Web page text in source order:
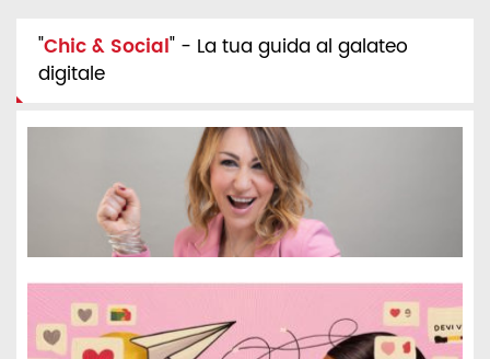
"Chic & Social" - La tua guida al galateo
digitale